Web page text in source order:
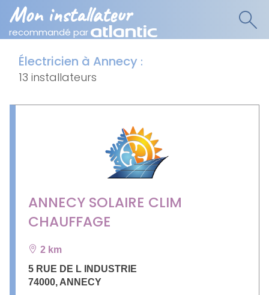
Mon installateur
recommandé par
Électricien à Annecy :
13 installateurs
ANNECY SOLAIRE CLIM
CHAUFFAGE
2 km
5 RUE DE L INDUSTRIE
74000, ANNECY